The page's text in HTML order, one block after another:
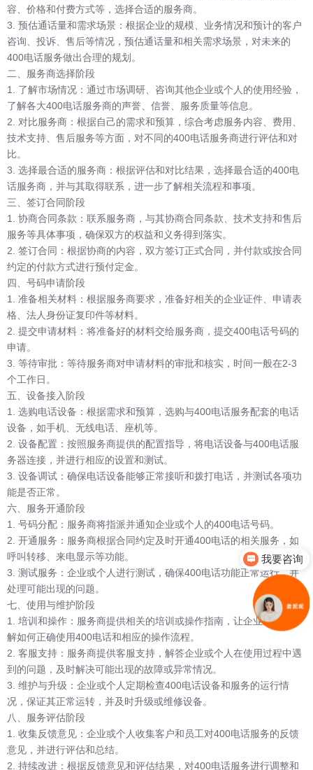
容、价格和付费方式等，选择合适的服务商。
3. 预估通话量和需求场景：根据企业的规模、业务情况和预计的客户
咨询、投诉、售后等情况，预估通话量和相关需求场景，对未来的
400电话服务做出合理的规划。
二、服务商选择阶段
1. 了解市场情况：通过市场调研、咨询其他企业或个人的使用经验，
了解各大400电话服务商的声誉、信誉、服务质量等信息。
2. 对比服务商：根据自己的需求和预算，综合考虑服务内容、费用、
技术支持、售后服务等方面，对不同的400电话服务商进行评估和对
比。
3. 选择最合适的服务商：根据评估和对比结果，选择最合适的400电
话服务商，并与其取得联系，进一步了解相关流程和事项。
三、签订合同阶段
1. 协商合同条款：联系服务商，与其协商合同条款、技术支持和售后
服务等具体事项，确保双方的权益和义务得到落实。
2. 签订合同：根据协商的内容，双方签订正式合同，并付款或按合同
约定的付款方式进行预付定金。
四、号码申请阶段
1. 准备相关材料：根据服务商要求，准备好相关的企业证件、申请表
格、法人身份证复印件等材料。
2. 提交申请材料：将准备好的材料交给服务商，提交400电话号码的
申请。
3. 等待审批：等待服务商对申请材料的审批和核实，时间一般在2-3
个工作日。
五、设备接入阶段
1. 选购电话设备：根据需求和预算，选购与400电话服务配套的电话
设备，如手机、无线电话、座机等。
2. 设备配置：按照服务商提供的配置指导，将电话设备与400电话服
务器连接，并进行相应的设置和测试。
3. 设备调试：确保电话设备能够正常接听和拨打电话，并测试各项功
能是否正常。
六、服务开通阶段
1. 号码分配：服务商将指派并通知企业或个人的400电话号码。
2. 开通服务：服务商根据合同约定及时开通400电话的相关服务，如
呼叫转移、来电显示等功能。
3. 测试服务：企业或个人进行测试，确保400电话功能正常运行，并
处理可能出现的问题。
七、使用与维护阶段
1. 培训和操作：服务商提供相关的培训或操作指南，让企业或个人了
解如何正确使用400电话和相应的操作流程。
2. 客服支持：服务商提供客服支持，解答企业或个人在使用过程中遇
到的问题，及时解决可能出现的故障或异常情况。
3. 维护与升级：企业或个人定期检查400电话设备和服务的运行情
况，保证其正常运转，并及时升级或维修设备。
八、服务评估阶段
1. 收集反馈意见：企业或个人收集客户和员工对400电话服务的反馈
意见，并进行评估和总结。
2. 持续改进：根据反馈意见和评估结果，对400电话服务进行调整和
我要咨询